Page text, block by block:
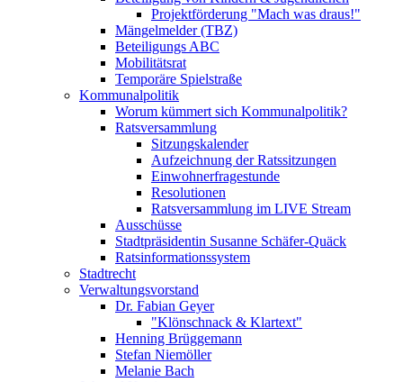
Projektförderung "Mach was draus!"
Mängelmelder (TBZ)
Beteiligungs ABC
Mobilitätsrat
Temporäre Spielstraße
Kommunalpolitik
Worum kümmert sich Kommunalpolitik?
Ratsversammlung
Sitzungskalender
Aufzeichnung der Ratssitzungen
Einwohnerfragestunde
Resolutionen
Ratsversammlung im LIVE Stream
Ausschüsse
Stadtpräsidentin Susanne Schäfer-Quäck
Ratsinformationssystem
Stadtrecht
Verwaltungsvorstand
Dr. Fabian Geyer
"Klönschnack & Klartext"
Henning Brüggemann
Stefan Niemöller
Melanie Bach